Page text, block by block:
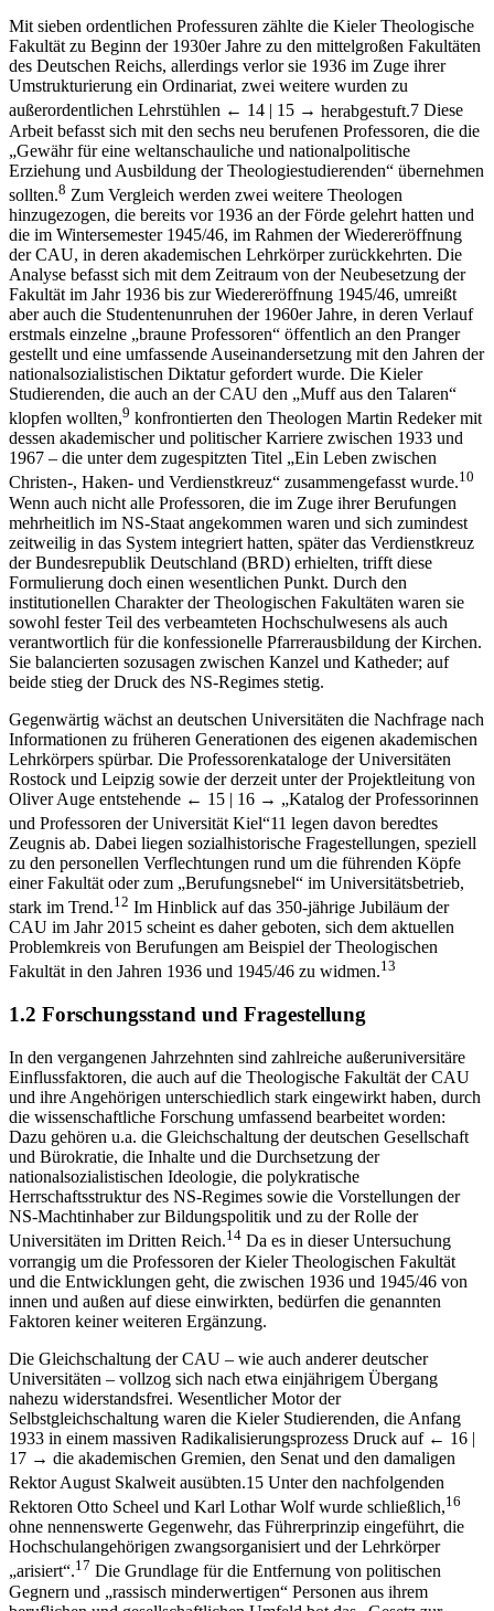
Mit sieben ordentlichen Professuren zählte die Kieler Theologische
Fakultät zu Beginn der 1930er Jahre zu den mittelgroßen Fakultäten
des Deutschen Reichs, allerdings verlor sie 1936 im Zuge ihrer
Umstrukturierung ein Ordinariat, zwei weitere wurden zu
außerordentlichen Lehrstühlen ← 14 | 15 → herabgestuft.7 Diese
Arbeit befasst sich mit den sechs neu berufenen Professoren, die die
„Gewähr für eine weltanschauliche und nationalpolitische
Erziehung und Ausbildung der Theologiestudierenden“ übernehmen
sollten.8 Zum Vergleich werden zwei weitere Theologen
hinzugezogen, die bereits vor 1936 an der Förde gelehrt hatten und
die im Wintersemester 1945/46, im Rahmen der Wiedereröffnung
der CAU, in deren akademischen Lehrkörper zurückkehrten. Die
Analyse befasst sich mit dem Zeitraum von der Neubesetzung der
Fakultät im Jahr 1936 bis zur Wiedereröffnung 1945/46, umreißt
aber auch die Studentenunruhen der 1960er Jahre, in deren Verlauf
erstmals einzelne „braune Professoren“ öffentlich an den Pranger
gestellt und eine umfassende Auseinandersetzung mit den Jahren der
nationalsozialistischen Diktatur gefordert wurde. Die Kieler
Studierenden, die auch an der CAU den „Muff aus den Talaren“
klopfen wollten,9 konfrontierten den Theologen Martin Redeker mit
dessen akademischer und politischer Karriere zwischen 1933 und
1967 – die unter dem zugespitzten Titel „Ein Leben zwischen
Christen-, Haken- und Verdienstkreuz“ zusammengefasst wurde.10
Wenn auch nicht alle Professoren, die im Zuge ihrer Berufungen
mehrheitlich im NS-Staat angekommen waren und sich zumindest
zeitweilig in das System integriert hatten, später das Verdienstkreuz
der Bundesrepublik Deutschland (BRD) erhielten, trifft diese
Formulierung doch einen wesentlichen Punkt. Durch den
institutionellen Charakter der Theologischen Fakultäten waren sie
sowohl fester Teil des verbeamteten Hochschulwesens als auch
verantwortlich für die konfessionelle Pfarrerausbildung der Kirchen.
Sie balancierten sozusagen zwischen Kanzel und Katheder; auf
beide stieg der Druck des NS-Regimes stetig.
Gegenwärtig wächst an deutschen Universitäten die Nachfrage nach
Informationen zu früheren Generationen des eigenen akademischen
Lehrkörpers spürbar. Die Professorenkataloge der Universitäten
Rostock und Leipzig sowie der derzeit unter der Projektleitung von
Oliver Auge entstehende ← 15 | 16 → „Katalog der Professorinnen
und Professoren der Universität Kiel“11 legen davon beredtes
Zeugnis ab. Dabei liegen sozialhistorische Fragestellungen, speziell
zu den personellen Verflechtungen rund um die führenden Köpfe
einer Fakultät oder zum „Berufungsnebel“ im Universitätsbetrieb,
stark im Trend.12 Im Hinblick auf das 350-jährige Jubiläum der
CAU im Jahr 2015 scheint es daher geboten, sich dem aktuellen
Problemkreis von Berufungen am Beispiel der Theologischen
Fakultät in den Jahren 1936 und 1945/46 zu widmen.13
1.2 Forschungsstand und Fragestellung
In den vergangenen Jahrzehnten sind zahlreiche außeruniversitäre
Einflussfaktoren, die auch auf die Theologische Fakultät der CAU
und ihre Angehörigen unterschiedlich stark eingewirkt haben, durch
die wissenschaftliche Forschung umfassend bearbeitet worden:
Dazu gehören u.a. die Gleichschaltung der deutschen Gesellschaft
und Bürokratie, die Inhalte und die Durchsetzung der
nationalsozialistischen Ideologie, die polykratische
Herrschaftsstruktur des NS-Regimes sowie die Vorstellungen der
NS-Machtinhaber zur Bildungspolitik und zu der Rolle der
Universitäten im Dritten Reich.14 Da es in dieser Untersuchung
vorrangig um die Professoren der Kieler Theologischen Fakultät
und die Entwicklungen geht, die zwischen 1936 und 1945/46 von
innen und außen auf diese einwirkten, bedürfen die genannten
Faktoren keiner weiteren Ergänzung.
Die Gleichschaltung der CAU – wie auch anderer deutscher
Universitäten – vollzog sich nach etwa einjährigem Übergang
nahezu widerstandsfrei. Wesentlicher Motor der
Selbstgleichschaltung waren die Kieler Studierenden, die Anfang
1933 in einem massiven Radikalisierungsprozess Druck auf ← 16 |
17 → die akademischen Gremien, den Senat und den damaligen
Rektor August Skalweit ausübten.15 Unter den nachfolgenden
Rektoren Otto Scheel und Karl Lothar Wolf wurde schließlich,16
ohne nennenswerte Gegenwehr, das Führerprinzip eingeführt, die
Hochschulangehörigen zwangsorganisiert und der Lehrkörper
„arisiert“.17 Die Grundlage für die Entfernung von politischen
Gegnern und „rassisch minderwertigen“ Personen aus ihrem